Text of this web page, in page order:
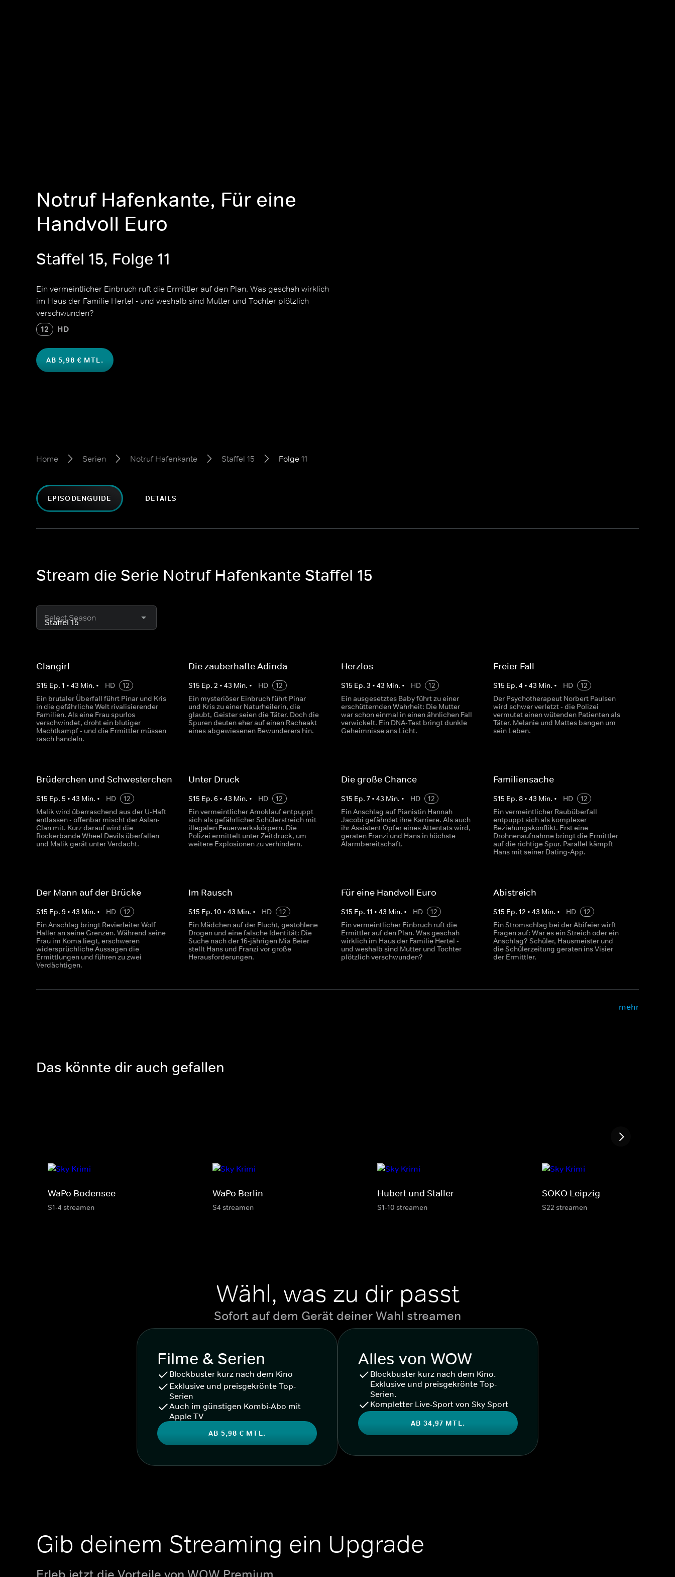
Notruf Hafenkante, Für eine
Handvoll Euro
Staffel 15, Folge 11
Ein vermeintlicher Einbruch ruft die Ermittler auf den Plan. Was geschah wirklich
im Haus der Familie Hertel - und weshalb sind Mutter und Tochter plötzlich
verschwunden?
12 HD
AB 5,98 € MTL.
Home Serien Notruf Hafenkante Staffel 15 Folge 11
EPISODENGUIDE DETAILS
Stream die Serie Notruf Hafenkante Staffel 15
Select Season
Clangirl
S15 Ep. 1 • 43 Min. • HD
12
Ein brutaler Überfall führt Pinar und Kris
in die gefährliche Welt rivalisierender
Familien. Als eine Frau spurlos
verschwindet, droht ein blutiger
Machtkampf - und die Ermittler müssen
rasch handeln.
Die zauberhafte Adinda
S15 Ep.2 •43 Min. • HD
12
Ein mysteriöser Einbruch führt Pinar
und Kris zu einer Naturheilerin, die
glaubt, Geister seien die Täter. Doch die
Spuren deuten eher auf einen Racheakt
eines abgewiesenen Bewunderers hin.
Herzlos
S15 Ep. 3 • 43 Min. • HD
12
Ein ausgesetztes Baby führt zu einer
erschütternden Wahrheit: Die Mutter
war schon einmal in einen ähnlichen Fall
verwickelt. Ein DNA-Test bringt dunkle
Geheimnisse ans Licht.
Freier Fall
S15 Ep. 4 • 43 Min. • HD
12
Der Psychotherapeut Norbert Paulsen
wird schwer verletzt - die Polizei
vermutet einen wütenden Patienten als
Täter. Melanie und Mattes bangen um
sein Leben.
Brüderchen und Schwesterchen
S15 Ep. 5 • 43 Min. • HD
12
Malik wird überraschend aus der U-Haft
entlassen - offenbar mischt der Aslan-
Clan mit. Kurz darauf wird die
Rockerbande Wheel Devils überfallen
und Malik gerät unter Verdacht.
Unter Druck
S15 Ep.6 •43 Min. • HD
12
Ein vermeintlicher Amoklauf entpuppt
sich als gefährlicher Schülerstreich mit
illegalen Feuerwerkskörpern. Die
Polizei ermittelt unter Zeitdruck, um
weitere Explosionen zu verhindern.
Die große Chance
S15 Ep. 7• 43 Min. • HD
12
Ein Anschlag auf Pianistin Hannah
Jacobi gefährdet ihre Karriere. Als auch
ihr Assistent Opfer eines Attentats wird,
geraten Franzi und Hans in höchste
Alarmbereitschaft.
Familiensache
S15 Ep. 8• 43 Min. • HD
12
Ein vermeintlicher Raubüberfall
entpuppt sich als komplexer
Beziehungskonflikt. Erst eine
Drohnenaufnahme bringt die Ermittler
auf die richtige Spur. Parallel kämpft
Hans mit seiner Dating-App.
Der Mann auf der Brücke
S15 Ep. 9 • 43 Min. • HD
12
Ein Anschlag bringt Revierleiter Wolf
Haller an seine Grenzen. Während seine
Frau im Koma liegt, erschweren
widersprüchliche Aussagen die
Ermittlungen und führen zu zwei
Verdächtigen.
Im Rausch
S15 Ep.10 •43 Min. • HD
12
Ein Mädchen auf der Flucht, gestohlene
Drogen und eine falsche Identität: Die
Suche nach der 16-jährigen Mia Beier
stellt Hans und Franzi vor große
Herausforderungen.
Für eine Handvoll Euro
S15 Ep. 11 • 43 Min. • HD
12
Ein vermeintlicher Einbruch ruft die
Ermittler auf den Plan. Was geschah
wirklich im Haus der Familie Hertel -
und weshalb sind Mutter und Tochter
plötzlich verschwunden?
Abistreich
S15 Ep. 12 • 43 Min. • HD
12
Ein Stromschlag bei der Abifeier wirft
Fragen auf: War es ein Streich oder ein
Anschlag? Schüler, Hausmeister und
die Schülerzeitung geraten ins Visier
der Ermittler.
mehr
Das könnte dir auch gefallen
WaPo Bodensee
S1-4 streamen
WaPo Berlin
S4 streamen
Hubert und Staller
S1-10 streamen
SOKO Leipzig
S22 streamen
Wähl, was zu dir passt
Sofort auf dem Gerät deiner Wahl streamen
Filme & Serien
Blockbuster kurz nach dem Kino
Exklusive und preisgekrönte Top-
Serien
Auch im günstigen Kombi-Abo mit
Apple TV
AB 5,98 € MTL.
Alles von WOW
Blockbuster kurz nach dem Kino.
Exklusive und preisgekrönte Top-
Serien.
Kompletter Live-Sport von Sky Sport
AB 34,97 MTL.
Gib deinem Streaming ein Upgrade